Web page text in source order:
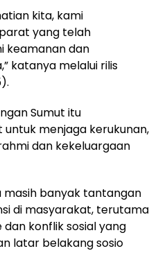
kita, kami
yang telah
keamanan dan
katanya melalui rilis
Sumut itu
menjaga kerukunan,
dan kekeluargaan
banyak tantangan
di masyarakat, terutama
konflik sosial yang
latar belakang sosio